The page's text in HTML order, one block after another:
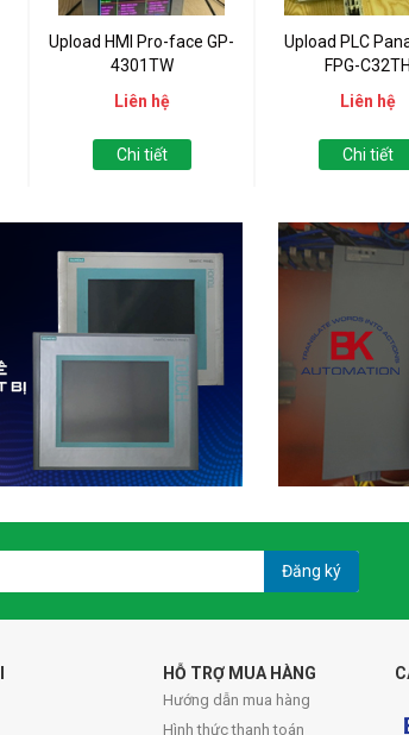
Upload HMI Pro-face GP-
4301TW
Liên hệ
Chi tiết
Upload PLC
FPG-C32TH
Liên hệ
Chi tiết
Đăng ký
HỖ TRỢ MUA HÀNG
Hướng dẫn mua hàng
Hình thức thanh toán